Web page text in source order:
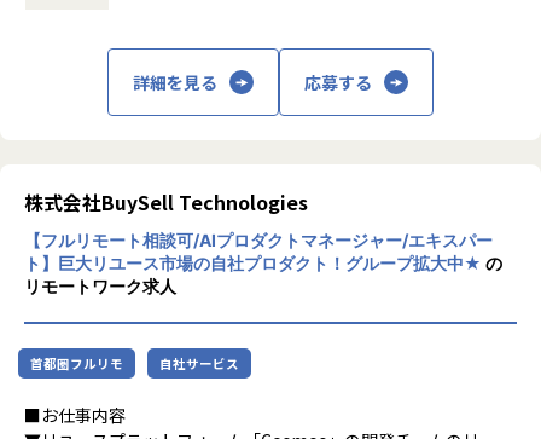
しています。
具体的には・・・
・フロントエンドのアーキテクチャ設計・技術選定・方針策
・コードレビューや設計レビューを通じたチームの技術力の
・パフォーマンス改善、テスト戦略の策定と推進（Jest, Pla
ywright等）
・PdM・デザイナーと連携したUI/UX仕様の検討・フィード
バック
・API設計やバックエンドの実装など、フロントエンドに閉
じない領域への挑戦
■ポジションの魅力
詳細を見る 応募する
株式会社BuySell Technologies
【フルリモート相談可/AIプロダクトマネージャー/エキスパー
ト】巨大リユース市場の自社プロダクト！グループ拡大中★ の
リモートワーク求人
首都圏フルリモ 自社サービス
■お仕事内容